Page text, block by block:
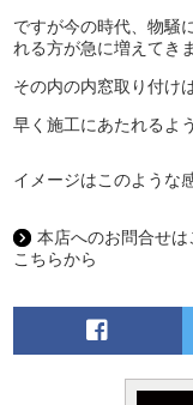
ですが今の時代、物騒
れる方が急に増えてき
その内の内窓取り付け
早く施工にあたれるよ
イメージはこのような
本店へのお問合せは
こちらから